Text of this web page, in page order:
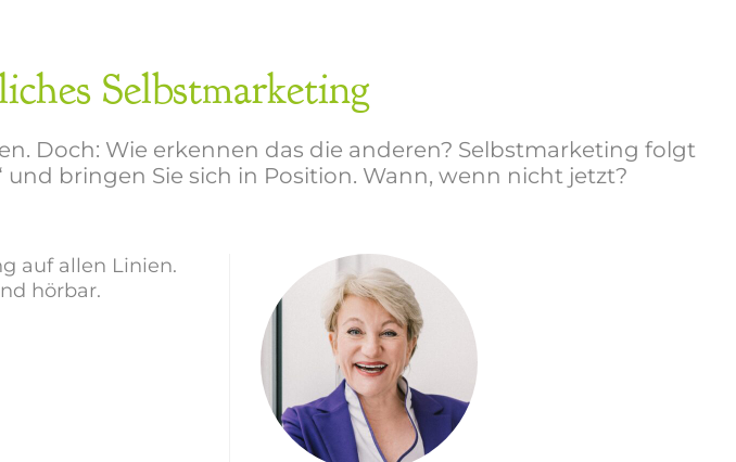
Selbstmarketing
Doch: Wie erkennen das die anderen? Selbstmarketing folgt
bringen Sie sich in Position. Wann, wenn nicht jetzt?
auf allen Linien.
hörbar.